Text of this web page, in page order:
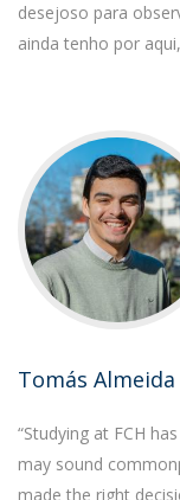
desejoso para
ainda tenho por
Tomás Almeida
“Studying at FCH
may sound
made the right